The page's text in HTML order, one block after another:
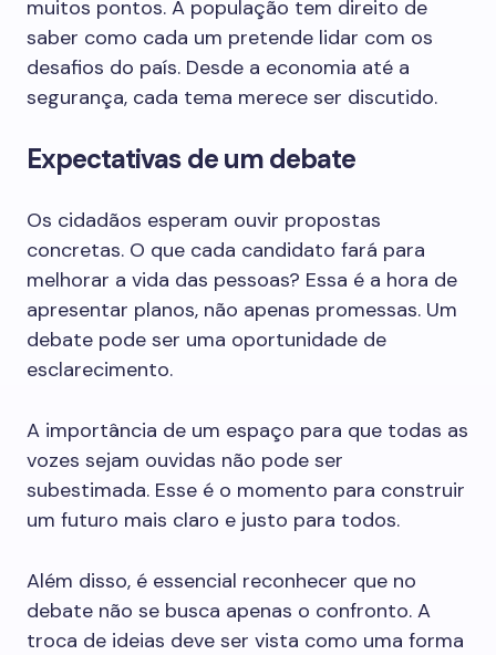
muitos pontos. A população tem direito de
saber como cada um pretende lidar com os
desafios do país. Desde a economia até a
segurança, cada tema merece ser discutido.
Expectativas de um debate
Os cidadãos esperam ouvir propostas
concretas. O que cada candidato fará para
melhorar a vida das pessoas? Essa é a hora de
apresentar planos, não apenas promessas. Um
debate pode ser uma oportunidade de
esclarecimento.
A importância de um espaço para que todas as
vozes sejam ouvidas não pode ser
subestimada. Esse é o momento para construir
um futuro mais claro e justo para todos.
Além disso, é essencial reconhecer que no
debate não se busca apenas o confronto. A
troca de ideias deve ser vista como uma forma